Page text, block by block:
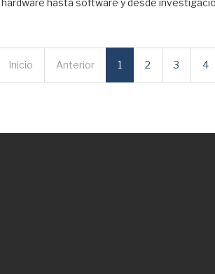
hasta software y desde
Inicio Anterior 1 2 3 4